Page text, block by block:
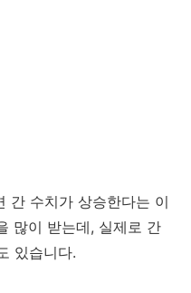
간 수치가 상승한다는 이
많이 받는데, 실제로 간
있습니다.